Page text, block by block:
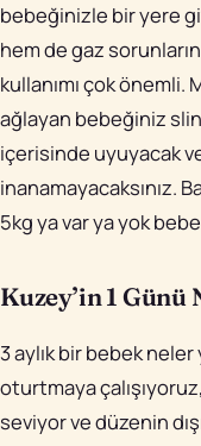
bebeğinizle bir yere
hem de gaz
kullanımı çok
ağlayan bebeğiniz
içerisinde uyuyacak
inanamayacaksınız.
5kg ya var ya yok
Kuzey’in 1 Günü
3 aylık bir bebek
oturtmaya
seviyor ve düzenin